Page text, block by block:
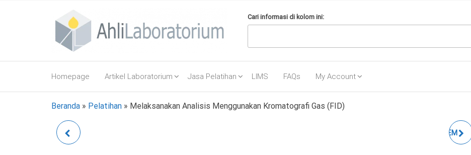
AhliLaboratorium
Tumbuh
AhliLaboratorium
Cari informasi di kolom ini:
Homepage Artikel Laboratorium Jasa Pelatihan LIMS FAQs My Account
Beranda » Pelatihan » Melaksanakan Analisis Menggunakan Kromatografi Gas (FID)
AUDIT INTERNAL SISTEM